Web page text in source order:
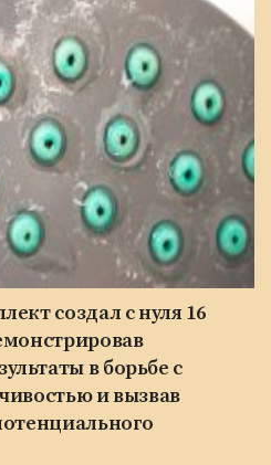
создал с нуля 16
в борьбе с
и вызвав